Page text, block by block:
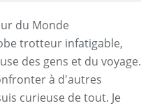
trotteur infatigable,
des gens et du voyage.
à d'autres
curieuse de tout. Je